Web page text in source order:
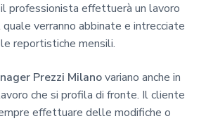
professionista effettuerà un lavoro
verranno abbinate e intrecciate
reportistiche mensili.
Prezzi Milanovariano anche in
che si profila di fronte. Il cliente
effettuare delle modifiche o